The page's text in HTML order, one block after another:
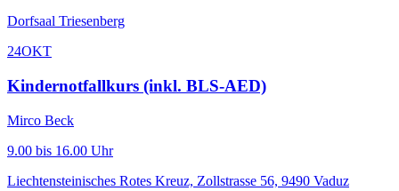
Dorfsaal Triesenberg
24OKT
Kindernotfallkurs (inkl. BLS-AED)
Mirco Beck
9.00 bis 16.00 Uhr
Liechtensteinisches Rotes Kreuz, Zollstrasse 56, 9490 Vaduz